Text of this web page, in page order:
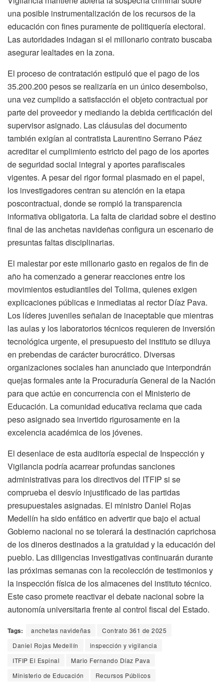
una posible instrumentalización de los recursos de la
educación con fines puramente de politiquería electoral.
Las autoridades indagan si el millonario contrato buscaba
asegurar lealtades en la zona.
El proceso de contratación estipuló que el pago de los
35.200.200 pesos se realizaría en un único desembolso,
una vez cumplido a satisfacción el objeto contractual por
parte del proveedor y mediando la debida certificación del
supervisor asignado. Las cláusulas del documento
también exigían al contratista Laurentino Serrano Páez
acreditar el cumplimiento estricto del pago de los aportes
de seguridad social integral y aportes parafiscales
vigentes. A pesar del rigor formal plasmado en el papel,
los investigadores centran su atención en la etapa
poscontractual, donde se rompió la transparencia
informativa obligatoria. La falta de claridad sobre el destino
final de las anchetas navideñas configura un escenario de
presuntas faltas disciplinarias.
El malestar por este millonario gasto en regalos de fin de
año ha comenzado a generar reacciones entre los
movimientos estudiantiles del Tolima, quienes exigen
explicaciones públicas e inmediatas al rector Díaz Pava.
Los líderes juveniles señalan de inaceptable que mientras
las aulas y los laboratorios técnicos requieren de inversión
tecnológica urgente, el presupuesto del instituto se diluya
en prebendas de carácter burocrático. Diversas
organizaciones sociales han anunciado que interpondrán
quejas formales ante la Procuraduría General de la Nación
para que actúe en concurrencia con el Ministerio de
Educación. La comunidad educativa reclama que cada
peso asignado sea invertido rigurosamente en la
excelencia académica de los jóvenes.
El desenlace de esta auditoría especial de Inspección y
Vigilancia podría acarrear profundas sanciones
administrativas para los directivos del ITFIP si se
comprueba el desvío injustificado de las partidas
presupuestales asignadas. El ministro Daniel Rojas
Medellín ha sido enfático en advertir que bajo el actual
Gobierno nacional no se tolerará la destinación caprichosa
de los dineros destinados a la gratuidad y la educación del
pueblo. Las diligencias investigativas continuarán durante
las próximas semanas con la recolección de testimonios y
la inspección física de los almacenes del instituto técnico.
Este caso promete reactivar el debate nacional sobre la
autonomía universitaria frente al control fiscal del Estado.
Tags: anchetas navideñas
Contrato 361 de 2025
Daniel Rojas Medellín
inspección y vigilancia
ITFIP El Espinal
Mario Fernando Díaz Pava
Ministerio de Educación
Recursos Públicos